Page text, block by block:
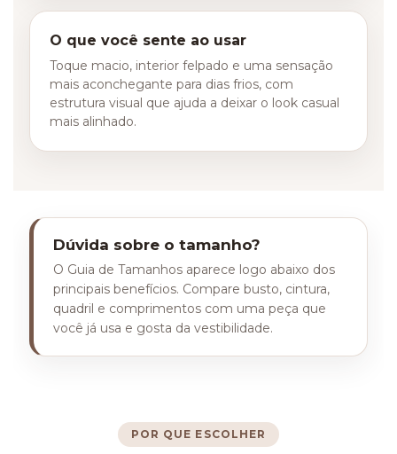
O que você sente ao usar
Toque macio, interior felpado e uma sensação
mais aconchegante para dias frios, com
estrutura visual que ajuda a deixar o look casual
mais alinhado.
Dúvida sobre o tamanho?
O Guia de Tamanhos aparece logo abaixo dos
principais benefícios. Compare busto, cintura,
quadril e comprimentos com uma peça que
você já usa e gosta da vestibilidade.
POR QUE ESCOLHER